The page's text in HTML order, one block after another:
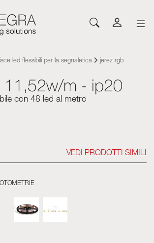
LED e componenti
Strip LED flessibili
Strip LED rigide
Moduli led
Alimentatori
Sistemi di controllo
su misura
led flessibili per la segnaletica
jerez rgb
11,52w/m - ip20
con 48 led al metro
VEDI PRODOTTI SIMILI